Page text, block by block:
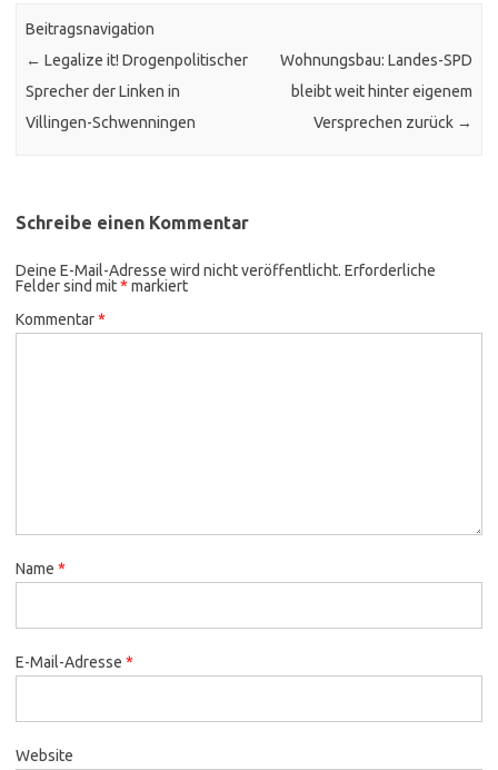
Beitragsnavigation
← Legalize it! Drogenpolitischer
Sprecher der Linken in
Villingen-Schwenningen
Wohnungsbau: Landes-SPD
bleibt weit hinter eigenem
Versprechen zurück →
Schreibe einen Kommentar
Deine E-Mail-Adresse wird nicht veröffentlicht. Erforderliche
Felder sind mit* markiert
Kommentar*
Name *
E-Mail-Adresse *
Website